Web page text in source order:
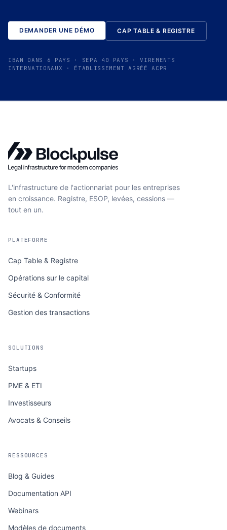
DEMANDER UNE DÉMO CAP TABLE & REGISTRE
IBAN DANS 6 PAYS · SEPA 40 PAYS · VIREMENTS
INTERNATIONAUX · ÉTABLISSEMENT AGRÉÉ ACPR
L'infrastructure de l'actionnariat pour les entreprises
en croissance. Registre, ESOP, levées, cessions —
tout en un.
PLATEFORME
Cap Table & Registre
Opérations sur le capital
Sécurité & Conformité
Gestion des transactions
SOLUTIONS
Startups
PME & ETI
Investisseurs
Avocats & Conseils
RESSOURCES
Blog & Guides
Documentation API
Webinars
Modèles de documents